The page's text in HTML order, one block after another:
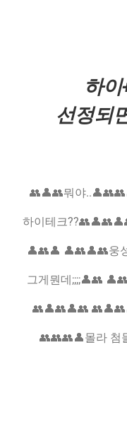
하
선정되
👥👤👥뭐야
하이테크
👤👥👤 👤👥👤👥웅
그게뭔데;;;;👤👥
👥👤👥👤👥
👥👥👥👤몰라 첨